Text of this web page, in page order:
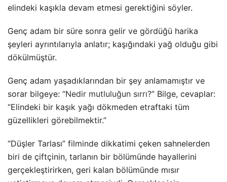
elindeki kaşıkla devam etmesi gerektiğini söyler.
Genç adam bir süre sonra gelir ve gördüğü harika
şeyleri ayrıntılarıyla anlatır; kaşığındaki yağ olduğu gibi
dökülmüştür.
Genç adam yaşadıklarından bir şey anlamamıştır ve
sorar bilgeye: “Nedir mutluluğun sırrı?” Bilge, cevaplar:
“Elindeki bir kaşık yağı dökmeden etraftaki tüm
güzellikleri görebilmektir.”
“Düşler Tarlası” filminde dikkatimi çeken sahnelerden
biri de çiftçinin, tarlanın bir bölümünde hayallerini
gerçekleştirirken, geri kalan bölümünde mısır